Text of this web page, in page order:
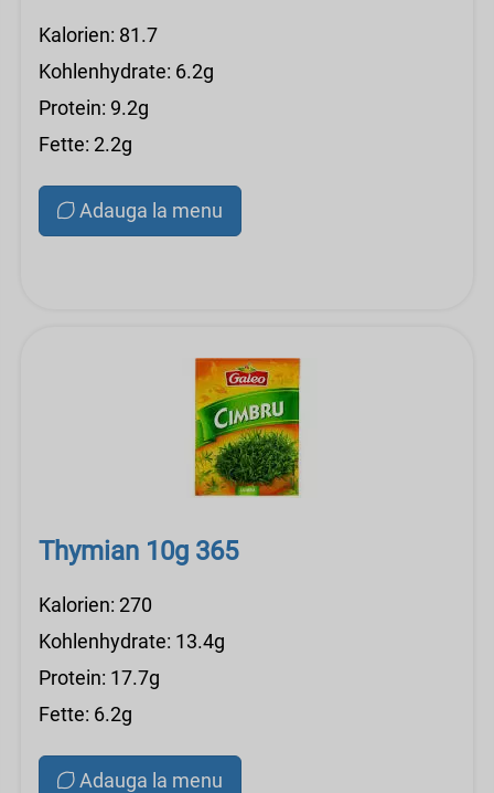
Kalorien: 81.7
Kohlenhydrate: 6.2g
Protein: 9.2g
Fette: 2.2g
Adauga la menu
Thymian 10g 365
Kalorien: 270
Kohlenhydrate: 13.4g
Protein: 17.7g
Fette: 6.2g
Adauga la menu